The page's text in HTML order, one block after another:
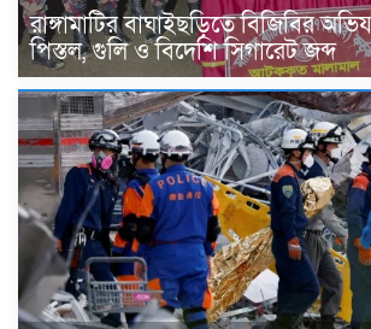
রাঙ্গামাটির বাঘাইছড়িতে বিজিবির
পিস্তল, গুলি ও বিদেশি সিগারেট জব্দ